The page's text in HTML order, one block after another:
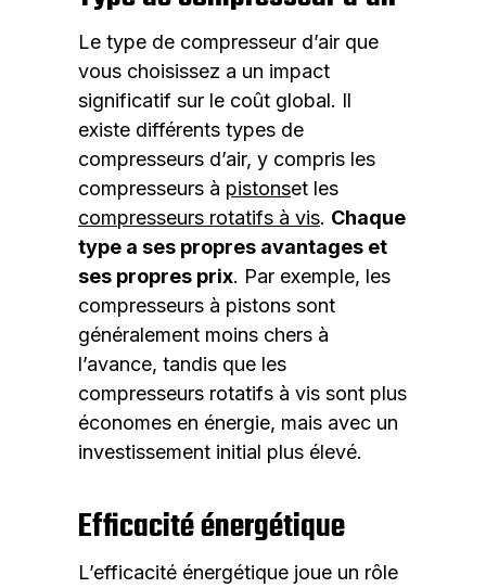
Le type de compresseur d’air que
vous choisissez a un impact
significatif sur le coût global. Il
existe différents types de
compresseurs d’air, y compris les
compresseurs à pistonset les
compresseurs rotatifs à vis. Chaque
type a ses propres avantages et
ses propres prix. Par exemple, les
compresseurs à pistons sont
généralement moins chers à
l’avance, tandis que les
compresseurs rotatifs à vis sont plus
économes en énergie, mais avec un
investissement initial plus élevé.
Efficacité énergétique
L’efficacité énergétique joue un rôle